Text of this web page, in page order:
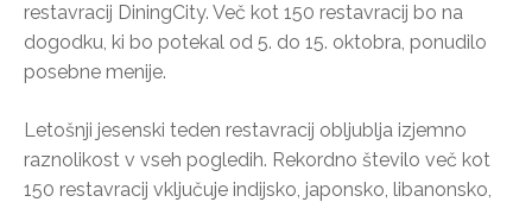
restavracij DiningCity. Več kot 150 restavracij bo na
dogodku, ki bo potekal od 5. do 15. oktobra, ponudilo
posebne menije.
Letošnji jesenski teden restavracij obljublja izjemno
raznolikost v vseh pogledih. Rekordno število več kot
150 restavracij vključuje indijsko, japonsko, libanonsko,